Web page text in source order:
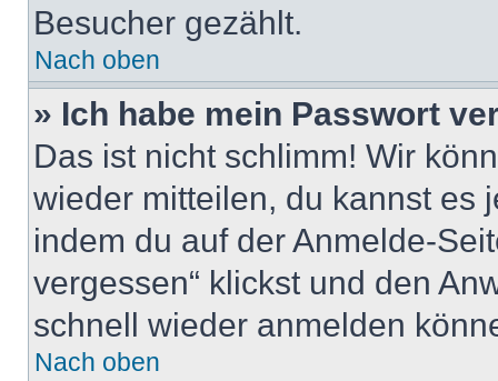
Besucher gezählt.
Nach oben
» Ich habe mein Passwort
Das ist nicht schlimm! Wir
wieder mitteilen, du kannst es
indem du auf der Anmelde-
vergessen“ klickst und den
schnell wieder anmelden
Nach oben